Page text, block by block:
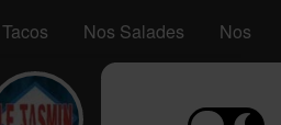
Nos Salades Nos